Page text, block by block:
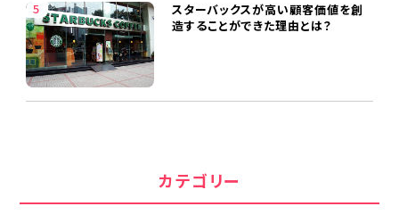
スターバックスが高い顧客価値を創
造することができた理由とは？
カテゴリー